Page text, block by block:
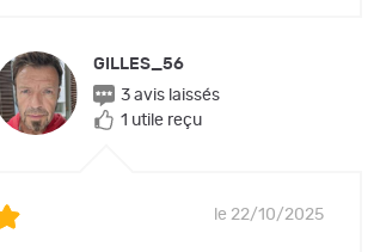
GILLES_56
3 avis laissés
1 utile reçu
le 22/10/2025